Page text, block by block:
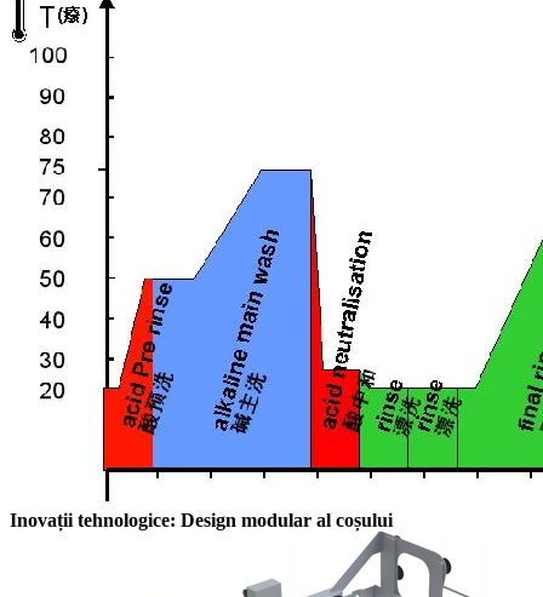
Inovații tehnologice: Design modular al coșului